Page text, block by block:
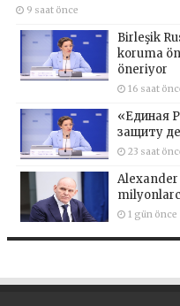
9 saat önce
Birleşik
koruma
öneriyor
16 saat
«Единая
защиту
23 saat
Alexander
1 gün önce